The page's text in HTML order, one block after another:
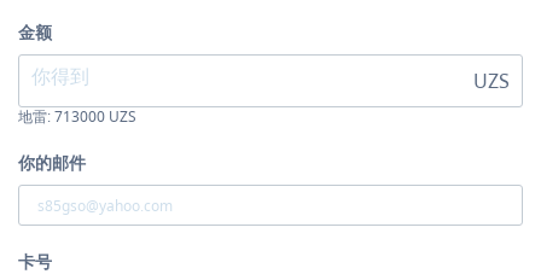
金额
UZS
地雷:713000 UZS
你的邮件
卡号